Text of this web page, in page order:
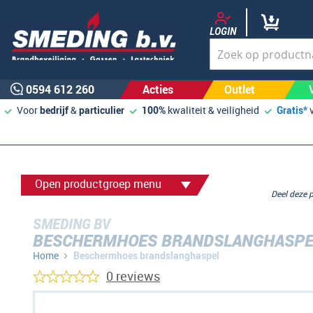
LOGIN
0594 612 260 Acties Outlet
Voorbedrijf&particulier 100% kwaliteit & veiligheid Gratis*
Open productgroep menu
SMEDING BV
BESCHERMHOES
Home Beschermhoes brandslanghaspel
Deel
0 reviews
Ga